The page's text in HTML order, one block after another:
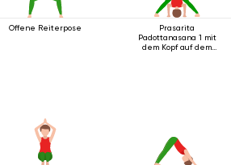
Offene Reiterpose
Prasarita
Padottanasana 1 mit
dem Kopf auf dem